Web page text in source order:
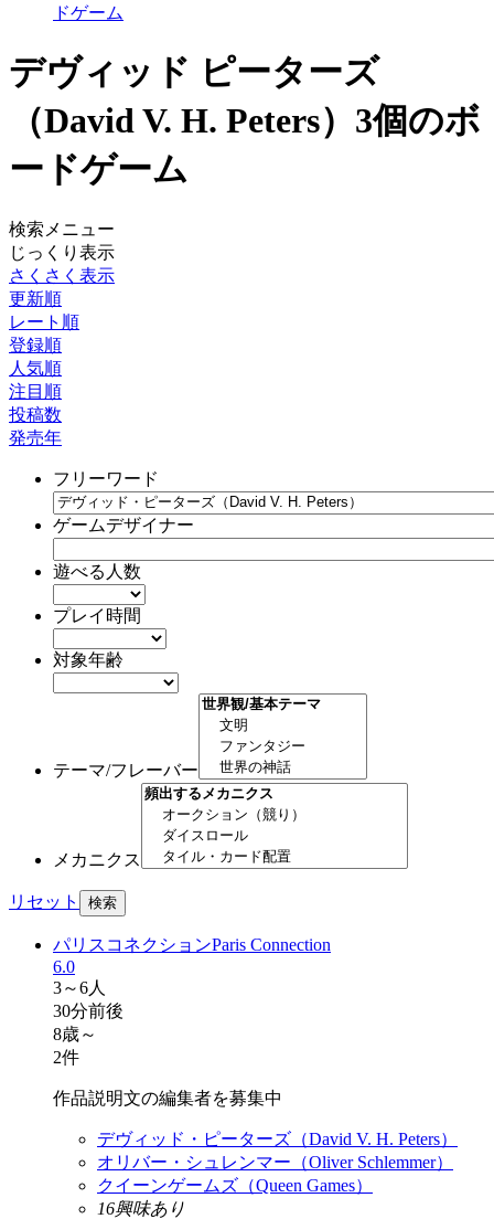
ドゲーム
デヴィッド ピーターズ
（David V. H. Peters） 3個のボ
ードゲーム
検索メニュー
じっくり表示
さくさく表示
更新順
レート順
登録順
人気順
注目順
投稿数
発売年
フリーワード
ゲームデザイナー
遊べる人数
プレイ時間
対象年齢
テーマ/フレーバー
メカニクス
リセット
パリスコネクションParis Connection
6.0
3～6人
30分前後
8歳～
2件
作品説明文の編集者を募集中
デヴィッド・ピーターズ（David V. H. Peters）
オリバー・シュレンマー（Oliver Schlemmer）
クイーンゲームズ（Queen Games）
16興味あり